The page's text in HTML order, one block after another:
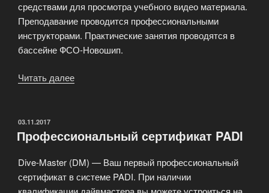
средствами для просмотра учебного видео материала.
Преподавание проводится профессиональными
инструкторами. Практические занятия проводятся в
бассейне ФСО-Новошип.
Читать далее
ОПУБЛИКОВАНО
03.11.2017
Профессиональный сертификат PADI
Dive-Master (DM) — Ваш первый профессиональный
сертификат в системе PADI. При наличии